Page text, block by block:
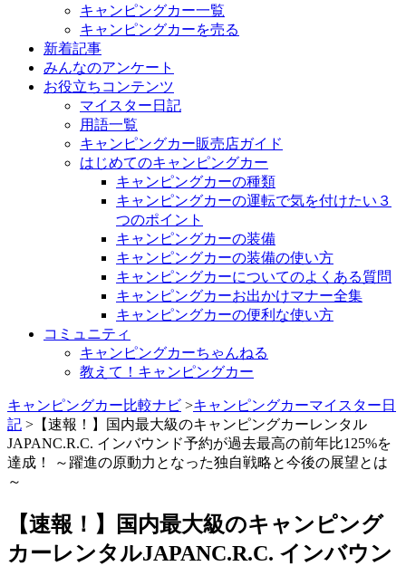
キャンピングカー一覧
キャンピングカーを売る
新着記事
みんなのアンケート
お役立ちコンテンツ
マイスター日記
用語一覧
キャンピングカー販売店ガイド
はじめてのキャンピングカー
キャンピングカーの種類
キャンピングカーの運転で気を付けたい３
つのポイント
キャンピングカーの装備
キャンピングカーの装備の使い方
キャンピングカーについてのよくある質問
キャンピングカーお出かけマナー全集
キャンピングカーの便利な使い方
コミュニティ
キャンピングカーちゃんねる
教えて！キャンピングカー
キャンピングカー比較ナビ >キャンピングカーマイスター日
記 >【速報！】国内最大級のキャンピングカーレンタル
JAPANC.R.C. インバウンド予約が過去最高の前年比125%を
達成！ ～躍進の原動力となった独自戦略と今後の展望とは
～
【速報！】国内最大級のキャンピング
カーレンタルJAPANC.R.C. インバウン